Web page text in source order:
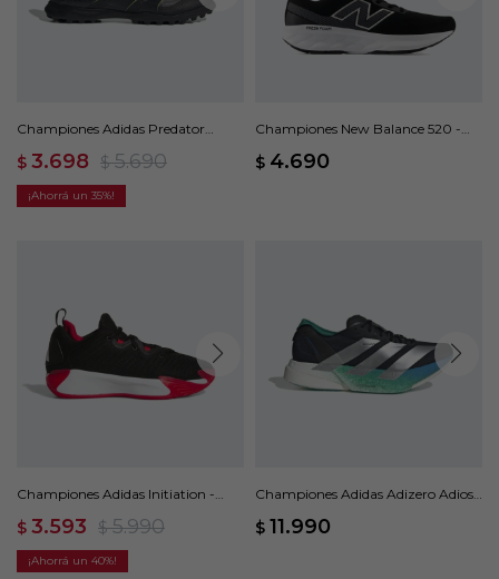
Championes Adidas Predator
$ 3.698 $ 5.690
35
Championes New Balance 520 -
$ 4.690
Championes Adidas Initiation -
$ 3.593 $ 5.990
40
Championes Adidas Adizero Adios
$ 11.990